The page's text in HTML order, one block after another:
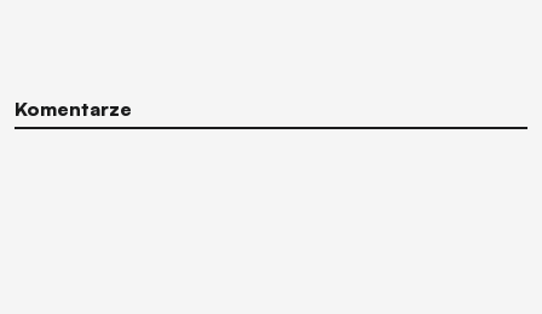
Komentarze